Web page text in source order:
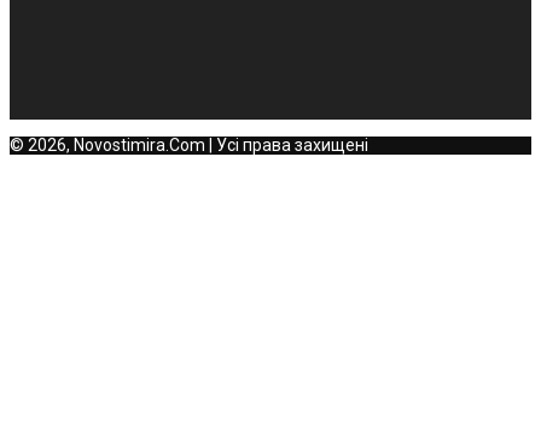
© 2026, Novostimira.Com | Усі права захищені